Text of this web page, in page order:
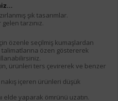
şık tasarımlar.
tarzınız.
özenle seçilmiş kumaşlardan
özen göstererek
ürünleri ters çevirerek ve benzer
içeren ürünleri düşük
elde yaparak ömrünü uzatın.